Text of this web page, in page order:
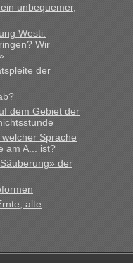
Urgyniw ausgereist,
ca. 15 Fahrzeuge
egal, nach ca 20
welchem
der Ukraine geht es am
Grenzen Ukraine/
h Wartezeit. Wollen
unbequemer,
Westi:
Wir
der
dem Gebiet der
Sprache
am A... ist?
der
alte